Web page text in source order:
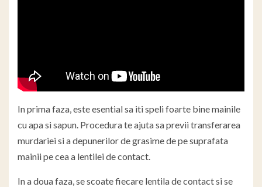
In prima faza, este esential sa iti speli foarte bine mainile
cu apa si sapun. Procedura te ajuta sa previi transferarea
murdariei si a depunerilor de grasime de pe suprafata
mainii pe cea a lentilei de contact.
In a doua faza, se scoate fiecare lentila de contact si se